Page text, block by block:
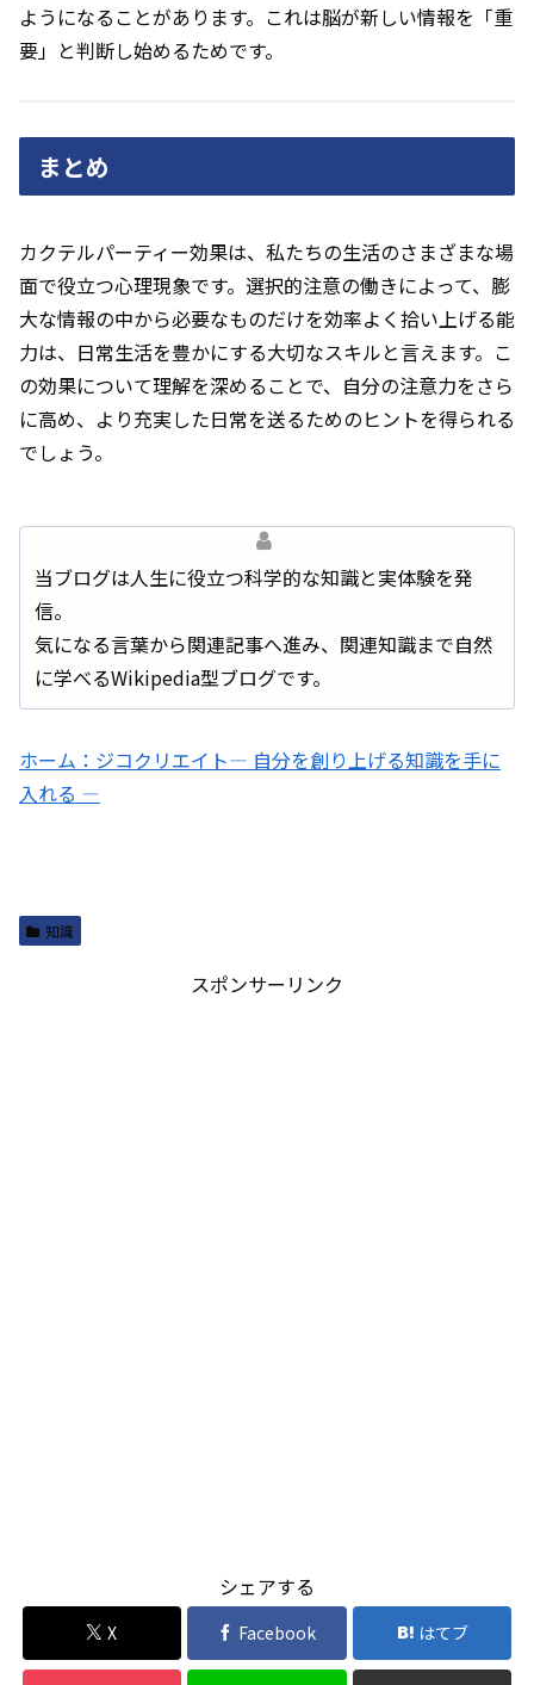
ようになることがあります。これは脳が新しい情報を「重
要」と判断し始めるためです。
まとめ
カクテルパーティー効果は、私たちの生活のさまざまな場
面で役立つ心理現象です。選択的注意の働きによって、膨
大な情報の中から必要なものだけを効率よく拾い上げる能
力は、日常生活を豊かにする大切なスキルと言えます。こ
の効果について理解を深めることで、自分の注意力をさら
に高め、より充実した日常を送るためのヒントを得られる
でしょう。
当ブログは人生に役立つ科学的な知識と実体験を発
信。
気になる言葉から関連記事へ進み、関連知識まで自然
に学べるWikipedia型ブログです。
ホーム：ジコクリエイト― 自分を創り上げる知識を手に
入れる ―
知識
スポンサーリンク
シェアする
X Facebook はてブ